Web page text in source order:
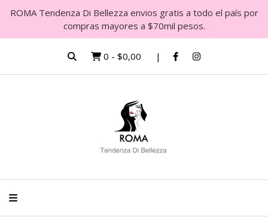
ROMA Tendenza Di Bellezza envios gratis a todo el país por
compras mayores a $70mil pesos.
0 - $0,00